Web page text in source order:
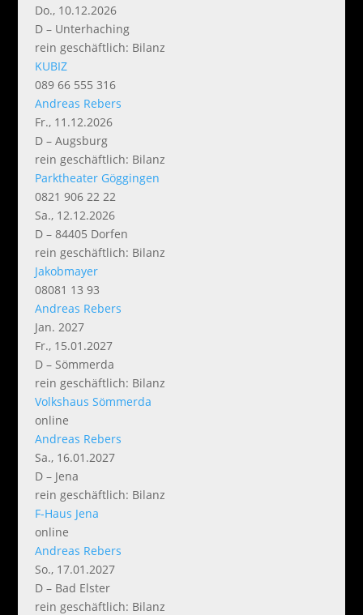
Do., 10.12.2026
D – Unterhaching
rein geschäftlich: Bilanz
KUBIZ
089 66 555 316
Andreas Rebers
Fr., 11.12.2026
D – Augsburg
rein geschäftlich: Bilanz
Parktheater Göggingen
0821 906 22 22
Sa., 12.12.2026
D – 84405 Dorfen
rein geschäftlich: Bilanz
Jakobmayer
08081 13 93
Andreas Rebers
Jan. 2027
Fr., 15.01.2027
D – Sömmerda
rein geschäftlich: Bilanz
Volkshaus Sömmerda
online
Andreas Rebers
Sa., 16.01.2027
D – Jena
rein geschäftlich: Bilanz
F-Haus Jena
online
Andreas Rebers
So., 17.01.2027
D – Bad Elster
rein geschäftlich: Bilanz